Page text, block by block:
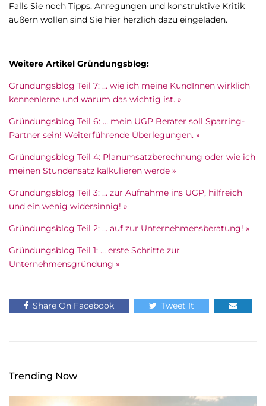
Falls Sie noch Tipps, Anregungen und konstruktive Kritik
äußern wollen sind Sie hier herzlich dazu eingeladen.
Weitere Artikel Gründungsblog:
Gründungsblog Teil 7: … wie ich meine KundInnen wirklich
kennenlerne und warum das wichtig ist. »
Gründungsblog Teil 6: … mein UGP Berater soll Sparring-
Partner sein! Weiterführende Überlegungen. »
Gründungsblog Teil 4: Planumsatzberechnung oder wie ich
meinen Stundensatz kalkulieren werde »
Gründungsblog Teil 3: … zur Aufnahme ins UGP, hilfreich
und ein wenig widersinnig! »
Gründungsblog Teil 2: … auf zur Unternehmensberatung! »
Gründungsblog Teil 1: … erste Schritte zur
Unternehmensgründung »
Share On Facebook Tweet It
Trending Now